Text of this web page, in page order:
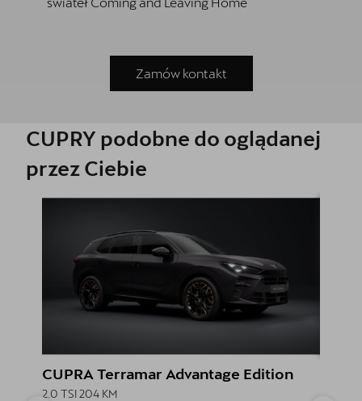
Zamów kontakt
CUPRY podobne do oglądanej
przez Ciebie
CUPRA Terramar Advantage Edition
2.0 TSI 204 KM